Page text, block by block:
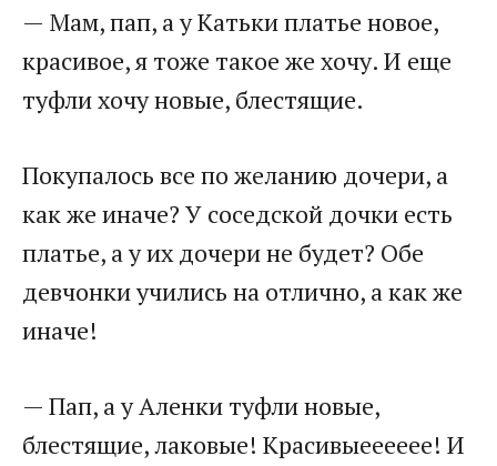
— Мам, пап, а у Катьки платье новое,
красивое, я тоже такое же хочу. И еще
туфли хочу новые, блестящие.
Покупалось все по желанию дочери, а
как же иначе? У соседской дочки есть
платье, а у их дочери не будет? Обе
девчонки учились на отлично, а как же
иначе!
— Пап, а у Аленки туфли новые,
блестящие, лаковые! Красивыееееее! И